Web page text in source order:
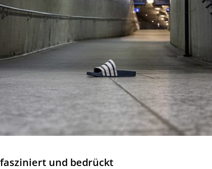
und bedrückt